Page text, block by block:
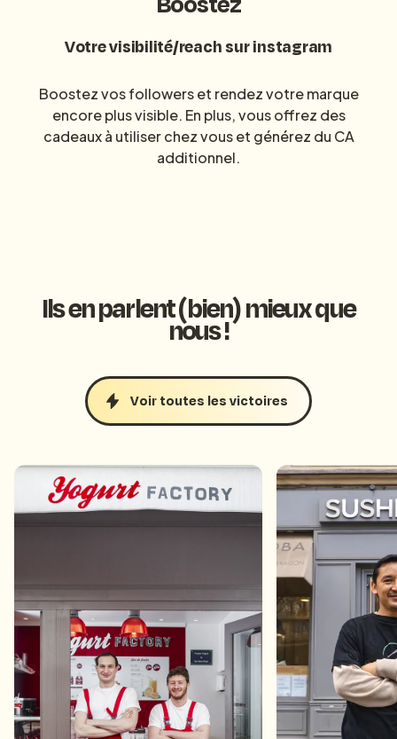
Votre visibilité/reach sur instagram
Boostez vos followers et rendez votre marque
encore plus visible. En plus, vous offrez des
cadeaux à utiliser chez vous et générez du CA
additionnel.
Ils en parlent (bien) mieux que
nous !
Voir toutes les victoires
Ont fait x8
d’avis en 5